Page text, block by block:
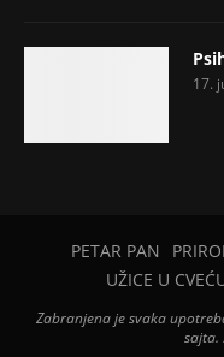
17.
PETAR PAN
UŽICE U
Zabranjena je svaka
sajta.